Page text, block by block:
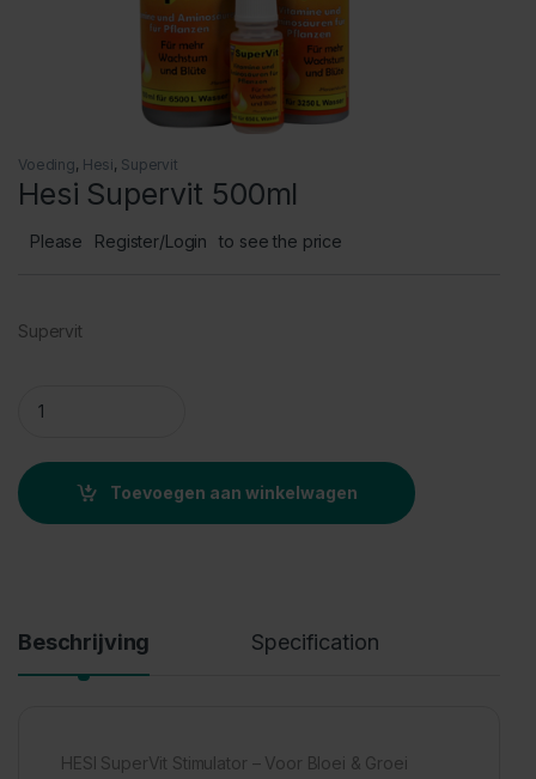
Voeding, Hesi, Supervit
Hesi Supervit 500ml
Please Register/Login to see the price
Supervit
Toevoegen aan winkelwagen
Beschrijving Specification
HESI SuperVit Stimulator – Voor Bloei & Groei